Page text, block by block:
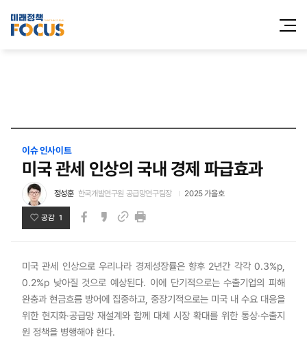
전체메
열기
이슈 인사이트
미국 관세 인상의 국내 경제 파급효과
정성훈 한국개발연구원 공급망연구팀장 2025 가을호
공감 1
미국 관세 인상으로 우리나라 경제성장률은 향후 2년간 각각 0.3%p,
0.2%p 낮아질 것으로 예상된다. 이에 단기적으로는 수출기업의 피해
완충과 현금흐름 방어에 집중하고, 중장기적으로는 미국 내 수요 대응을
위한 현지화·공급망 재설계와 함께 대체 시장 확대를 위한 통상·수출지
원 정책을 병행해야 한다.